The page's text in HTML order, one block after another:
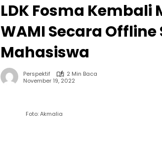
LDK Fosma
WAMI Secara
Mahasiswa
Perspektif
2 Min Baca
November 19, 2022
Foto: Akmalia